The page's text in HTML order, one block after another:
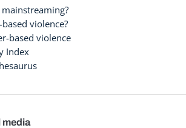
violence?
based violence
Index
media